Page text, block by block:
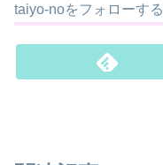
taiyo-noをフォローする